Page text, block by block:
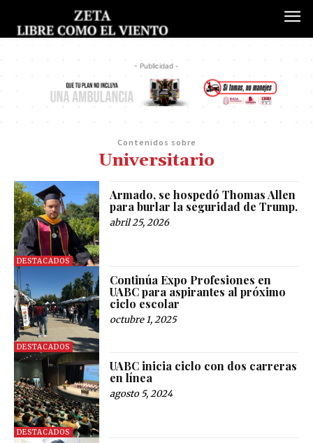
- Publicidad -
Contenidos sobre
Universitario
DESTACADOS
Armado, se hospedó Thomas Allen
para burlar la seguridad de Trump.
abril 25, 2026
DESTACADOS
Continúa Expo Profesiones en
UABC para aspirantes al próximo
ciclo escolar
octubre 1, 2025
DESTACADOS
UABC inicia ciclo con dos carreras
en línea
agosto 5, 2024